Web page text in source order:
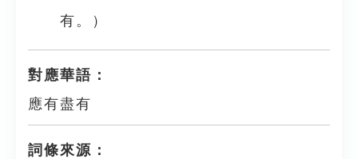
有。）
對應華語：
應有盡有
詞條來源：